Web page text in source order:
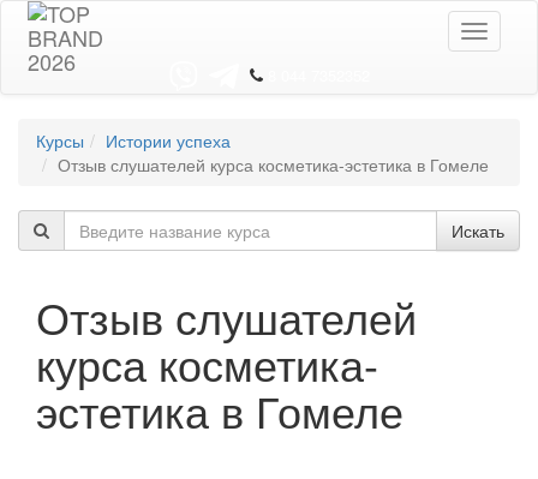
Toggle
Курсы
Истории успеха
Отзыв слушателей курса косметика-эстетика в Гомеле
Искать
Отзыв слушателей
курса косметика-
эстетика в Гомеле